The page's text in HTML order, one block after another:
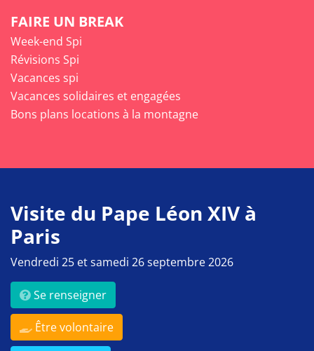
FAIRE UN BREAK
Week-end Spi
Révisions Spi
Vacances spi
Vacances solidaires et engagées
Bons plans locations à la montagne
Visite du Pape Léon XIV à
Paris
Vendredi 25 et samedi 26 septembre 2026
Se renseigner
Être volontaire